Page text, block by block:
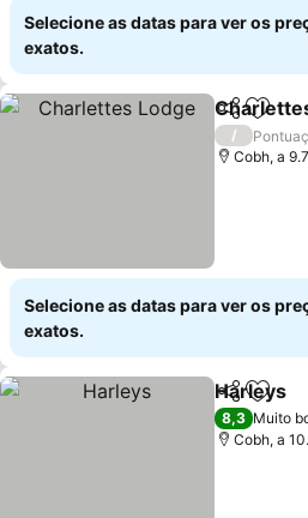
Selecione as datas para ver os
exatos.
Partilhar
/
Cobh, a
Selecione as datas para ver os
exatos.
Partilhar
Harleys
8,3 Muito
Cobh, a